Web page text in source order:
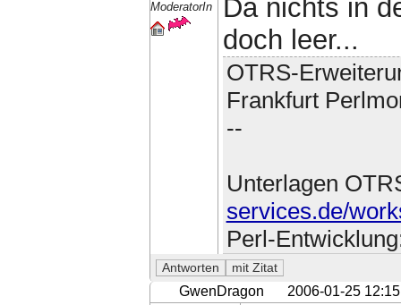
ModeratorIn
Da nichts in
doch leer...
OTRS-
Frankfurt
--
Unterlagen
services.de/
Perl-
GwenDragon 2006-01-25 12:15